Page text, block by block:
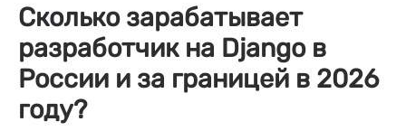
Сколько зарабатывает
разработчик на Django в
России и за границей в 2026
году?